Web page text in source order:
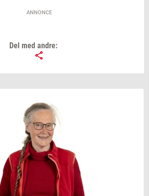
ANNONCE
Del med andre: